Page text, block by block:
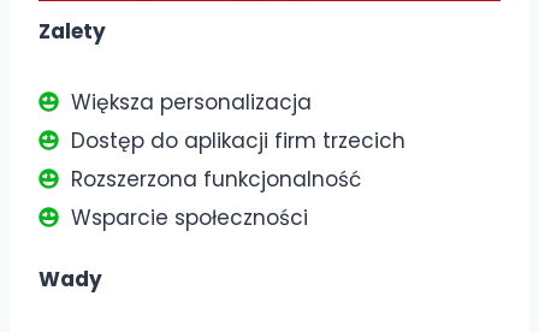
Zalety
Większa personalizacja
Dostęp do aplikacji firm trzecich
Rozszerzona funkcjonalność
Wsparcie społeczności
Wady